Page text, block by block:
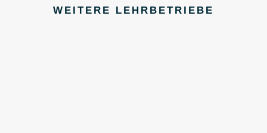
WEITERE LEHRBETRIEBE